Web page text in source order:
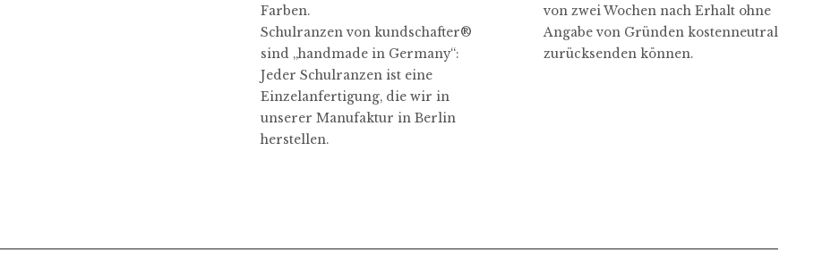
Farben.
Schulranzen von kundschafter​®
sind „handmade in Germany“:
Jeder Schulranzen ist eine
Einzelanfertigung, die wir in
unserer Manufaktur in Berlin
herstellen.
von zwei Wochen nach Erhalt ohne
Angabe von Gründen kostenneutral
zurücksenden können.